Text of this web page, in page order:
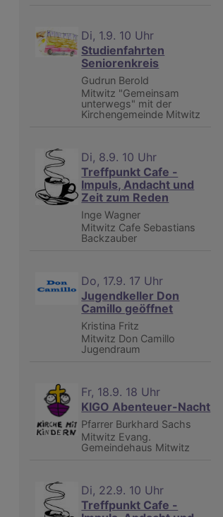
Di, 1.9. 10 Uhr
Studienfahrten
Seniorenkreis
Gudrun Berold
Mitwitz "Gemeinsam
unterwegs" mit der
Kirchengemeinde Mitwitz
Di, 8.9. 10 Uhr
Treffpunkt Cafe -
Impuls, Andacht und
Zeit zum Reden
Inge Wagner
Mitwitz Cafe Sebastians
Backzauber
Do, 17.9. 17 Uhr
Jugendkeller Don
Camillo geöffnet
Kristina Fritz
Mitwitz Don Camillo
Jugendraum
Fr, 18.9. 18 Uhr
KIGO Abenteuer-Nacht
Pfarrer Burkhard Sachs
Mitwitz Evang.
Gemeindehaus Mitwitz
Di, 22.9. 10 Uhr
Treffpunkt Cafe -